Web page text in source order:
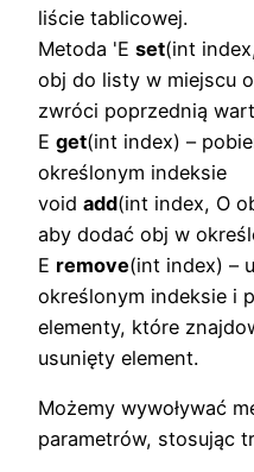
liście tablicowej.
Metoda 'E set(int
obj do listy w miejscu
zwróci poprzednią
E get(int index) –
określonym indeksie
void add(int index, O
aby dodać obj w
E remove(int index) –
określonym indeksie i
elementy, które
usunięty element.
Możemy wywoływać
parametrów, stosując